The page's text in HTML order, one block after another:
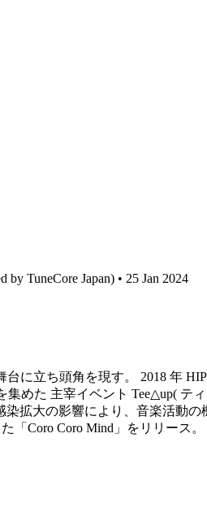
by TuneCore Japan) • 25 Jan 2024
に立ち頭角を現す。 2018 年
めた 主宰イベント Tee△up( テ
染拡大の影響により、音楽活動
「Coro Coro Mind」をリリース